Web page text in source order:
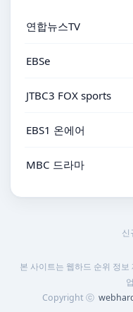
연합뉴스TV
EBSe
JTBC3 FOX sports
EBS1 온에어
MBC 드라마
신
본 사이트는 웹하드 순위 정
Copyright ⓒ